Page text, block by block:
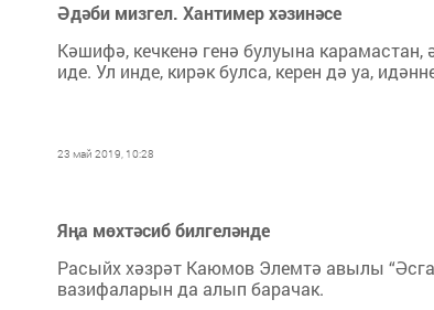
Әдәби мизгел. Хантимер хәзинәсе
Кәшифә, кечкенә генә булуына
иде. Ул инде, кирәк булса, керен дә уа,
23 май 2019, 10:28
Яңа мөхтәсиб билгеләнде
Расыйх хәзрәт Каюмов Элемтә авылы
вазифаларын да алып барачак.